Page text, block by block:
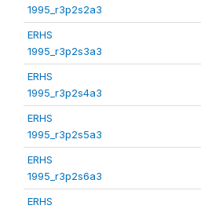
1995_r3p2s2a3
ERHS
1995_r3p2s3a3
ERHS
1995_r3p2s4a3
ERHS
1995_r3p2s5a3
ERHS
1995_r3p2s6a3
ERHS